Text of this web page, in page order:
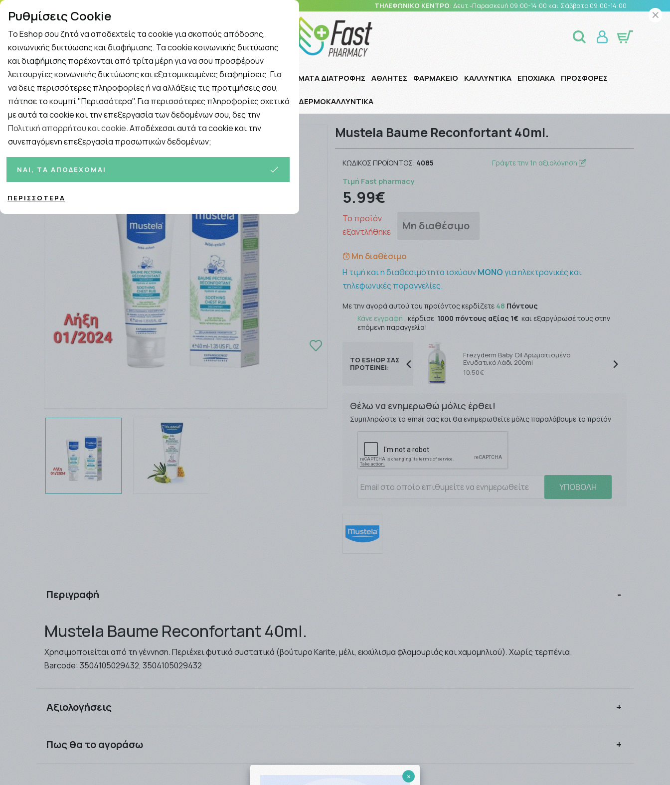
ΤΗΛΕΦΩΝΙΚΟ ΚΕΝΤΡΟ: Δευτ.-Παρασκευή 09:00-14:00 και Σάββατο 09:00-14:00
Rapid Test Γρίπη - Κρυολόγημα
Εταιρείες ΓΥΝΑΙΚΑ ΑΝΔΡΑΣ ΜΗΤΕΡΑ ΚΑΙ ΠΑΙΔΙ ΣΥΜΠΛΗΡΩΜΑΤΑ ΔΙΑΤΡΟΦΗΣ ΑΘΛΗΤΕΣ ΦΑΡΜΑΚΕΙΟ ΚΑΛΛΥΝΤΙΚΑ ΕΠΟΧΙΑΚΑ ΠΡΟΣΦΟΡΕΣ
ΔΕΡΜΟΚΑΛΛΥΝΤΙΚΑ
Αρχική / Εταιρίες / Mustela / Mustela Baume Reconfortant 40ml.
Mustela Baume Reconfortant 40ml.
ΚΩΔΙΚΌΣ ΠΡΟΪΌΝΤΟΣ: 4085 Γράψτε την 1η αξιολόγηση
Τιμή Fast pharmacy
5.99€
Το προϊόν
εξαντλήθηκε
Μη διαθέσιμο
Μη διαθέσιμο
Η τιμή και η διαθεσιμότητα ισχύουνΜΟΝΟγια ηλεκτρονικές και
τηλεφωνικές παραγγελίες.
Με την αγορά αυτού του προϊόντος κερδίζετε 48 Πόντους
Κάνε εγγραφή , κέρδισε 1000 πόντους αξίας 1€ και εξαργύρωσέ τους στην
επόμενη παραγγελία!
ΤΟ ESHOP ΣΑΣ
ΠΡΟΤΕΙΝΕΙ:
Frezyderm Baby Oil Αρωματισμένο
Ενυδατικό Λάδι 200ml
10.50€
Θέλω να ενημερωθώ μόλις έρθει!
Συμπληρώστε το email σας και θα ενημερωθείτε μόλις παραλάβουμε το προϊόν
ΥΠΟΒΟΛΗ
Περιγραφή
Mustela Baume Reconfortant 40ml.
Χρησιμοποιείται από τη γέννηση. Περιέχει φυτικά συστατικά (βούτυρο Karite, μέλι, εκχύλισμα φλαμουριάς και χαμομηλιού). Χωρίς τερπένια.
Barcode: 3504105029432, 3504105029432
Αξιολογήσεις
Πως θα το αγοράσω
Μπορείτε να αγοράσετε τα προιόντα που επιθυμείτε είτε ως απλός επισκέπτης του site μας, είτε ως εγγεγραμμένος πελάτης κερδίζοντας πόντους προς
×
Ρυθμίσεις Cookie
Το Eshop σου ζητά να αποδεχτείς τα cookie για σκοπούς απόδοσης,
κοινωνικής δικτύωσης και διαφήμισης. Τα cookie κοινωνικής δικτύωσης
και διαφήμισης παρέχονται από τρίτα μέρη για να σου προσφέρουν
λειτουργίες κοινωνικής δικτύωσης και εξατομικευμένες διαφημίσεις. Για
να δεις περισσότερες πληροφορίες ή να αλλάξεις τις προτιμήσεις σου,
πάτησε το κουμπί "Περισσότερα". Για περισσότερες πληροφορίες σχετικά
με αυτά τα cookie και την επεξεργασία των δεδομένων σου, δες την
Πολιτική απορρήτου και cookie. Αποδέχεσαι αυτά τα cookie και την
συνεπαγόμενη επεξεργασία προσωπικών δεδομένων;
ΝΑΙ, ΤΑ ΑΠΟΔΈΧΟΜΑΙ
ΠΕΡΙΣΣΌΤΕΡΑ